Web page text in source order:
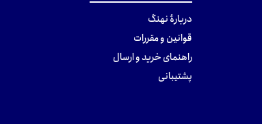
دربارهٔ نهنگ
قوانین و مقررات
راهنمای خرید و ارسال
پشتیبانی